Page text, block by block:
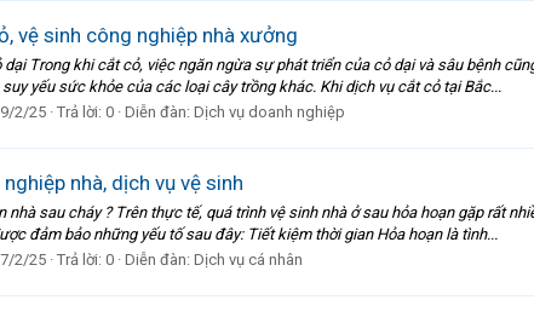
vệ sinh công nghiệp nhà xưởng
Trong khi cắt cỏ, việc ngăn ngừa sự phát triển của cỏ dại và sâu bệnh
yếu sức khỏe của các loại cây trồng khác. Khi dịch vụ cắt cỏ tại Bắc...
2/25 Trả lời: 0 Diễn đàn: Dịch vụ doanh nghiệp
nhà, dịch vụ vệ sinh
nhà sau cháy ? Trên thực tế, quá trình vệ sinh nhà ở sau hỏa hoạn gặp rất
đảm bảo những yếu tố sau đây: Tiết kiệm thời gian Hỏa hoạn là tình...
2/25 Trả lời: 0 Diễn đàn: Dịch vụ cá nhân